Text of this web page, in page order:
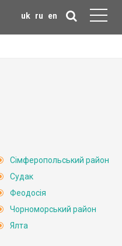
uk ru en
Сімферопольський район
Судак
Феодосія
Чорноморський район
Ялта